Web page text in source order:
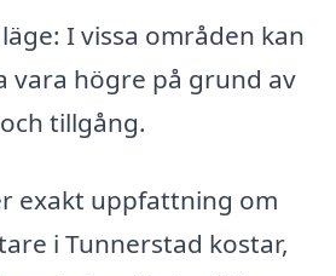
I vissa områden kan
vara högre på grund av
tillgång.
exakt uppfattning om
i Tunnerstad kostar,